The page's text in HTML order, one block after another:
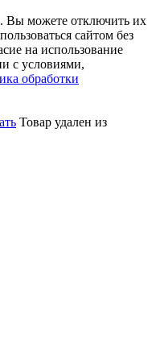
Вы можете отключить их
сайтом без
на использование
с условиями,
обработки
Товар удален из